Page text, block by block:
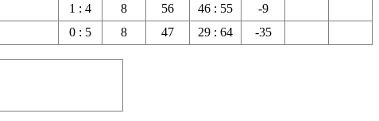
1 : 4 8 56 46 : 55
-9
0 : 5 8 47 29 : 64 -35